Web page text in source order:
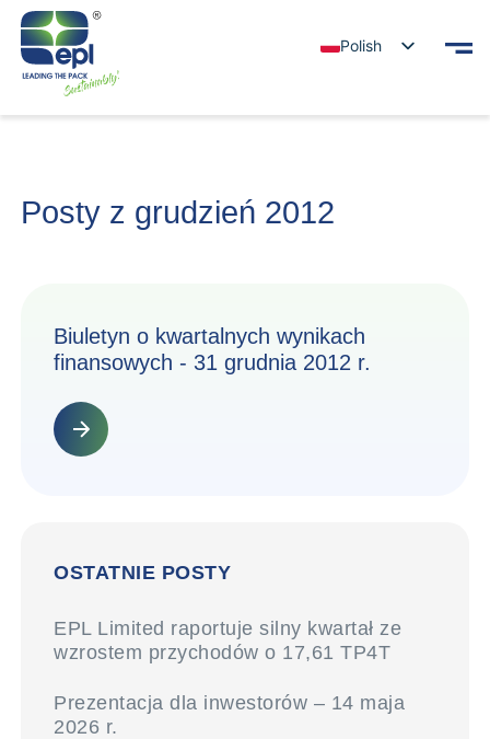
Polish
Posty z grudzień 2012
Biuletyn o kwartalnych wynikach
finansowych - 31 grudnia 2012 r.
OSTATNIE POSTY
EPL Limited raportuje silny kwartał ze
wzrostem przychodów o 17,61 TP4T
Prezentacja dla inwestorów – 14 maja
2026 r.